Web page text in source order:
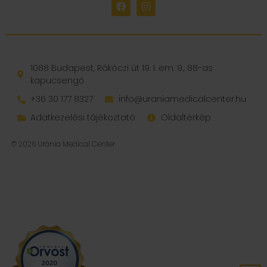
1088 Budapest, Rákóczi út 19. I. em. 9., 88-as
kapucsengő
+36 30 177 8327
info@uraniamedicalcenter.hu
Adatkezelési tájékoztató
Oldaltérkép
© 2026 Uránia Medical Center